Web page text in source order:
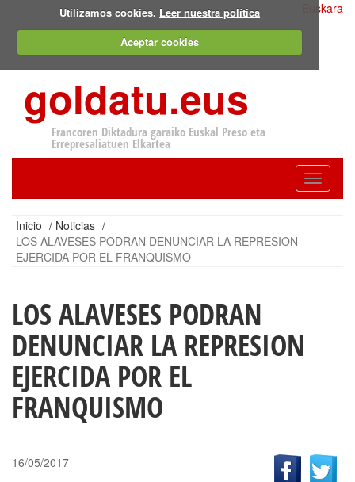
Utilizamos cookies. Leer nuestra política
Aceptar cookies
goldatu.eus
Francoren Diktadura garaiko Euskal Preso eta
Errepresaliatuen Elkartea
Toggle
Euskara
Inicio / Noticias /
LOS ALAVESES PODRAN DENUNCIAR LA REPRESION
EJERCIDA POR EL FRANQUISMO
LOS ALAVESES PODRAN
DENUNCIAR LA REPRESION
EJERCIDA POR EL
FRANQUISMO
16/05/2017